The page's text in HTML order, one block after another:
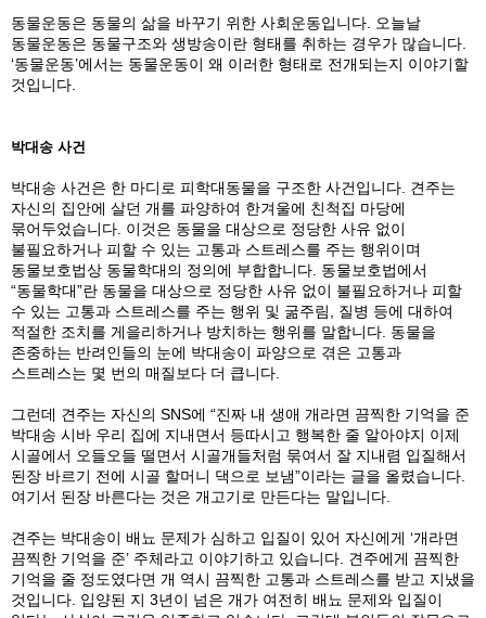
동물운동은 동물의 삶을 바꾸기 위한 사회운동입니다. 오늘날
동물운동은 동물구조와 생방송이란 형태를 취하는 경우가 많습니다.
‘동물운동’에서는 동물운동이 왜 이러한 형태로 전개되는지 이야기할
것입니다.
박대송 사건
박대송 사건은 한 마디로 피학대동물을 구조한 사건입니다. 견주는
자신의 집안에 살던 개를 파양하여 한겨울에 친척집 마당에
묶어두었습니다. 이것은 동물을 대상으로 정당한 사유 없이
불필요하거나 피할 수 있는 고통과 스트레스를 주는 행위이며
동물보호법상 동물학대의 정의에 부합합니다. 동물보호법에서
“동물학대”란 동물을 대상으로 정당한 사유 없이 불필요하거나 피할
수 있는 고통과 스트레스를 주는 행위 및 굶주림, 질병 등에 대하여
적절한 조치를 게을리하거나 방치하는 행위를 말합니다. 동물을
존중하는 반려인들의 눈에 박대송이 파양으로 겪은 고통과
스트레스는 몇 번의 매질보다 더 큽니다.
그런데 견주는 자신의 SNS에 “진짜 내 생애 개라면 끔찍한 기억을 준
박대송 시바 우리 집에 지내면서 등따시고 행복한 줄 알아야지 이제
시골에서 오들오들 떨면서 시골개들처럼 묶여서 잘 지내렴 입질해서
된장 바르기 전에 시골 할머니 댁으로 보냄”이라는 글을 올렸습니다.
여기서 된장 바른다는 것은 개고기로 만든다는 말입니다.
견주는 박대송이 배뇨 문제가 심하고 입질이 있어 자신에게 ‘개라면
끔찍한 기억을 준’ 주체라고 이야기하고 있습니다. 견주에게 끔찍한
기억을 줄 정도였다면 개 역시 끔찍한 고통과 스트레스를 받고 지냈을
것입니다. 입양된 지 3년이 넘은 개가 여전히 배뇨 문제와 입질이